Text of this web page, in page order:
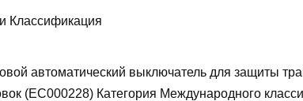
Классификация
автоматический выключатель для защиты
(EC000228) Категория Международного